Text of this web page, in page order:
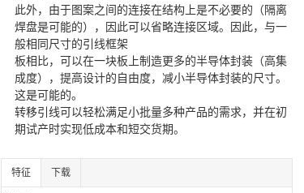
此外，由于图案之间的连接在结构上是不必要的（隔离
焊盘是可能的），因此可以省略连接区域。因此，与一
般相同尺寸的引线框架
板相比，可以在一块板上制造更多的半导体封装（高集
成度），提高设计的自由度，减小半导体封装的尺寸。
这是可能的。
转移引线可以轻松满足小批量多种产品的需求，并在初
期试产时实现低成本和短交货期。
特征 下载